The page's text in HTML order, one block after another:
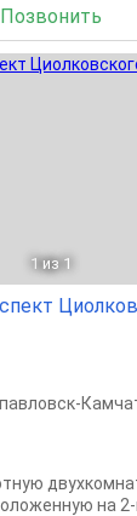
Позвонить
1 из 1
на